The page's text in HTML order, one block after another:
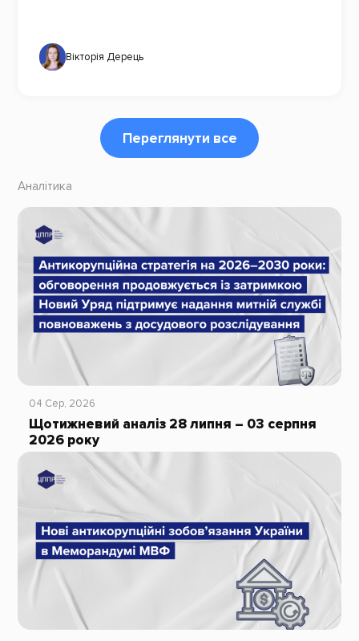
Вікторія Дерець
Переглянути все
Аналітика
04 Сер, 2026
Щотижневий аналіз 28 липня – 03 серпня
2026 року